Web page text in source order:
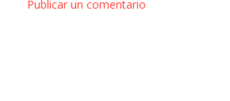
Publicar un comentario